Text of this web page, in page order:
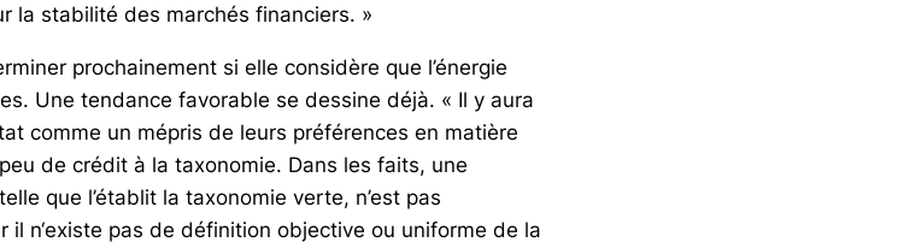
la stabilité des marchés financiers. »
prochainement si elle considère que l’énergie
Une tendance favorable se dessine déjà. « Il y aura
comme un mépris de leurs préférences en matière
de crédit à la taxonomie. Dans les faits, une
que l’établit la taxonomie verte, n’est pas
il n‘existe pas de définition objective ou uniforme de la